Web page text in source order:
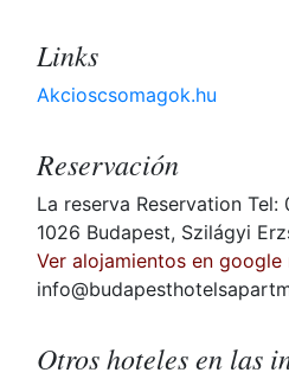
Links
Akcioscsomagok.hu
Reservación
La reserva Reservation
1026 Budapest, Szilágyi
Ver alojamientos en google
Otros hoteles en las